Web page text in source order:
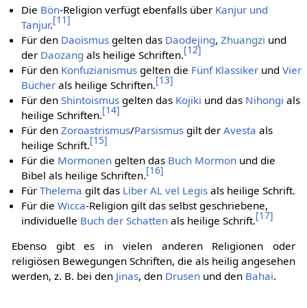
Die Bön-Religion verfügt ebenfalls über Kanjur und
Tanjur.[11]
Für den Daoismus gelten das Daodejing,Zhuangzi und
der Daozang als heilige Schriften.[12]
Für den Konfuzianismus gelten die Fünf Klassiker undVier
Bücher als heilige Schriften.[13]
Für denShintoismus gelten das Kojiki und das Nihongi als
heilige Schriften.[14]
Für denZoroastrismus/Parsismus gilt derAvesta als
heilige Schrift.[15]
Für die Mormonen gelten das Buch Mormon und die
Bibel als heilige Schriften.[16]
FürThelema gilt das Liber AL vel Legis als heilige Schrift.
Für dieWicca-Religion gilt das selbst geschriebene,
individuelle Buch der Schatten als heilige Schrift.[17]
Ebenso gibt es in vielen anderen Religionen oder
religiösen Bewegungen Schriften, die als heilig angesehen
werden, z. B. bei den Jinas, den Drusenund den Bahai.